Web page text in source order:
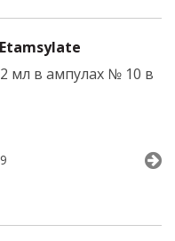
Etamsylate
2 мл в ампулах № 10 в